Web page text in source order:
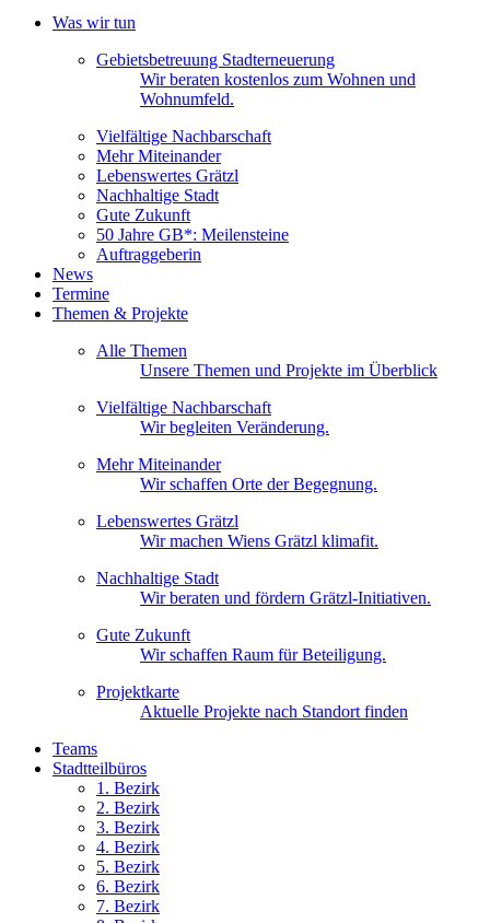
Was wir tun
Gebietsbetreuung Stadterneuerung
Wir beraten kostenlos zum Wohnen und
Wohnumfeld.
Vielfältige Nachbarschaft
Mehr Miteinander
Lebenswertes Grätzl
Nachhaltige Stadt
Gute Zukunft
50 Jahre GB*: Meilensteine
Auftraggeberin
News
Termine
Themen & Projekte
Alle Themen
Unsere Themen und Projekte im Überblick
Vielfältige Nachbarschaft
Wir begleiten Veränderung.
Mehr Miteinander
Wir schaffen Orte der Begegnung.
Lebenswertes Grätzl
Wir machen Wiens Grätzl klimafit.
Nachhaltige Stadt
Wir beraten und fördern Grätzl-Initiativen.
Gute Zukunft
Wir schaffen Raum für Beteiligung.
Projektkarte
Aktuelle Projekte nach Standort finden
Teams
Stadtteilbüros
1. Bezirk
2. Bezirk
3. Bezirk
4. Bezirk
5. Bezirk
6. Bezirk
7. Bezirk